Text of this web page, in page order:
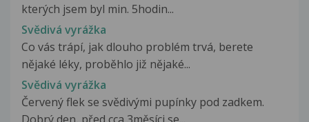
kterých jsem byl min. 5hodin...
Svědivá vyrážka
Co vás trápí, jak dlouho problém trvá, berete
nějaké léky, proběhlo již nějaké...
Svědivá vyrážka
Červený flek se svědivými pupínky pod zadkem.